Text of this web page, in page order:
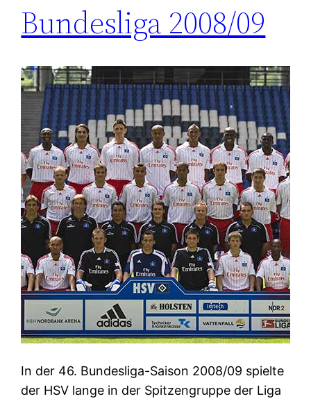
Bundesliga 2008/09
In der 46. Bundesliga-Saison 2008/09 spielte
der HSV lange in der Spitzengruppe der Liga